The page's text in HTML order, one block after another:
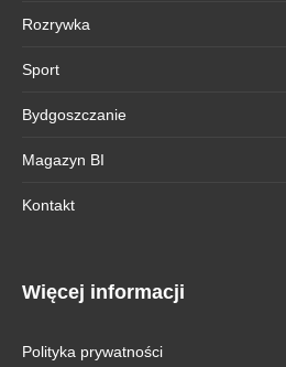
Rozrywka
Sport
Bydgoszczanie
Magazyn BI
Kontakt
Więcej informacji
Polityka prywatności